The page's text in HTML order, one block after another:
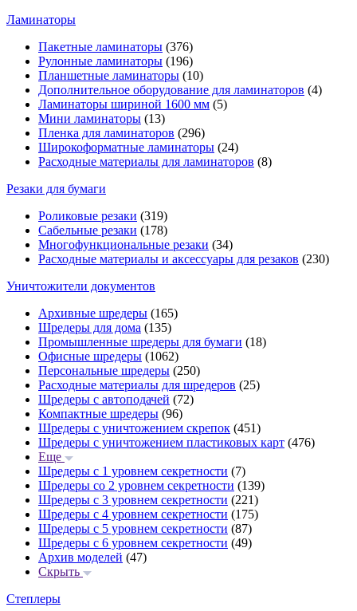
Ламинаторы
Пакетные ламинаторы (376)
Рулонные ламинаторы (196)
Планшетные ламинаторы (10)
Дополнительное оборудование для ламинаторов (4)
Ламинаторы шириной 1600 мм (5)
Мини ламинаторы (13)
Пленка для ламинаторов (296)
Широкоформатные ламинаторы (24)
Расходные материалы для ламинаторов (8)
Резаки для бумаги
Роликовые резаки (319)
Сабельные резаки (178)
Многофункциональные резаки (34)
Расходные материалы и аксессуары для резаков (230)
Уничтожители документов
Архивные шредеры (165)
Шредеры для дома (135)
Промышленные шредеры для бумаги (18)
Офисные шредеры (1062)
Персональные шредеры (250)
Расходные материалы для шредеров (25)
Шредеры с автоподачей (72)
Компактные шредеры (96)
Шредеры с уничтожением скрепок (451)
Шредеры с уничтожением пластиковых карт (476)
Еще
Шредеры с 1 уровнем секретности (7)
Шредеры со 2 уровнем секретности (139)
Шредеры с 3 уровнем секретности (221)
Шредеры с 4 уровнем секретности (175)
Шредеры с 5 уровнем секретности (87)
Шредеры с 6 уровнем секретности (49)
Архив моделей (47)
Скрыть
Степлеры